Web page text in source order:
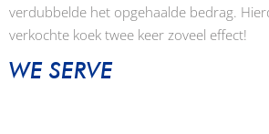
verdubbelde het opgehaalde bedrag.
verkochte koek twee keer zoveel effect!
WE SERVE